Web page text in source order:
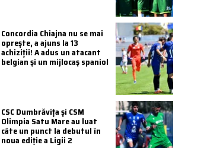
Concordia Chiajna nu se mai
oprește, a ajuns la 13
achiziții! A adus un atacant
belgian și un mijlocaș spaniol
CSC Dumbrăvița și CSM
Olimpia Satu Mare au luat
câte un punct la debutul în
noua ediție a Ligii 2